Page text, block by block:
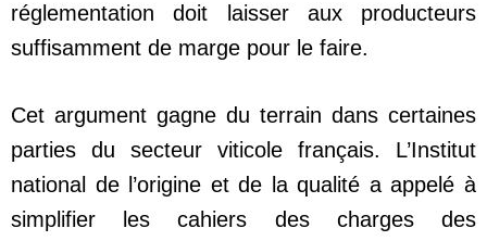
réglementation doit laisser aux producteurs
suffisamment de marge pour le faire.
Cet argument gagne du terrain dans certaines
parties du secteur viticole français. L’Institut
national de l’origine et de la qualité a appelé à
simplifier les cahiers des charges des